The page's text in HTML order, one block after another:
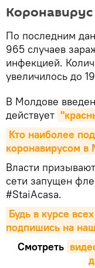
По последним
965 случаев
инфекцией.
увеличилось до
В Молдове
действует
Кто наиболее
коронавирусом в
Власти
сети запущен
#StaiAcasa.
Будь в курсе
подпишись на
Смотреть